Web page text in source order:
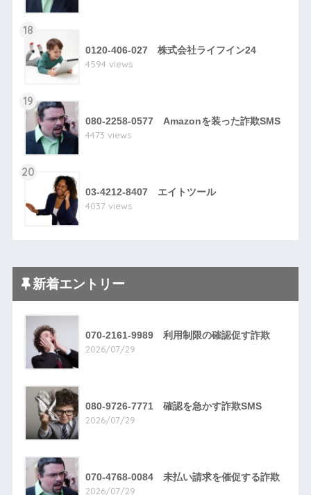
18
0120-406-027 株式会社ライフイン24
4594 views
19
080-2258-0577 Amazonを装った詐欺SMS
4473 views
20
03-4212-8407 エイトツール
4037 views
新着エントリー
070-2161-9989 利用制限の確認促す詐欺
2026/07/29
080-9726-7771 確認を急かす詐欺SMS
2026/07/29
070-4768-0084 未払い請求を催促する詐欺
2026/07/29